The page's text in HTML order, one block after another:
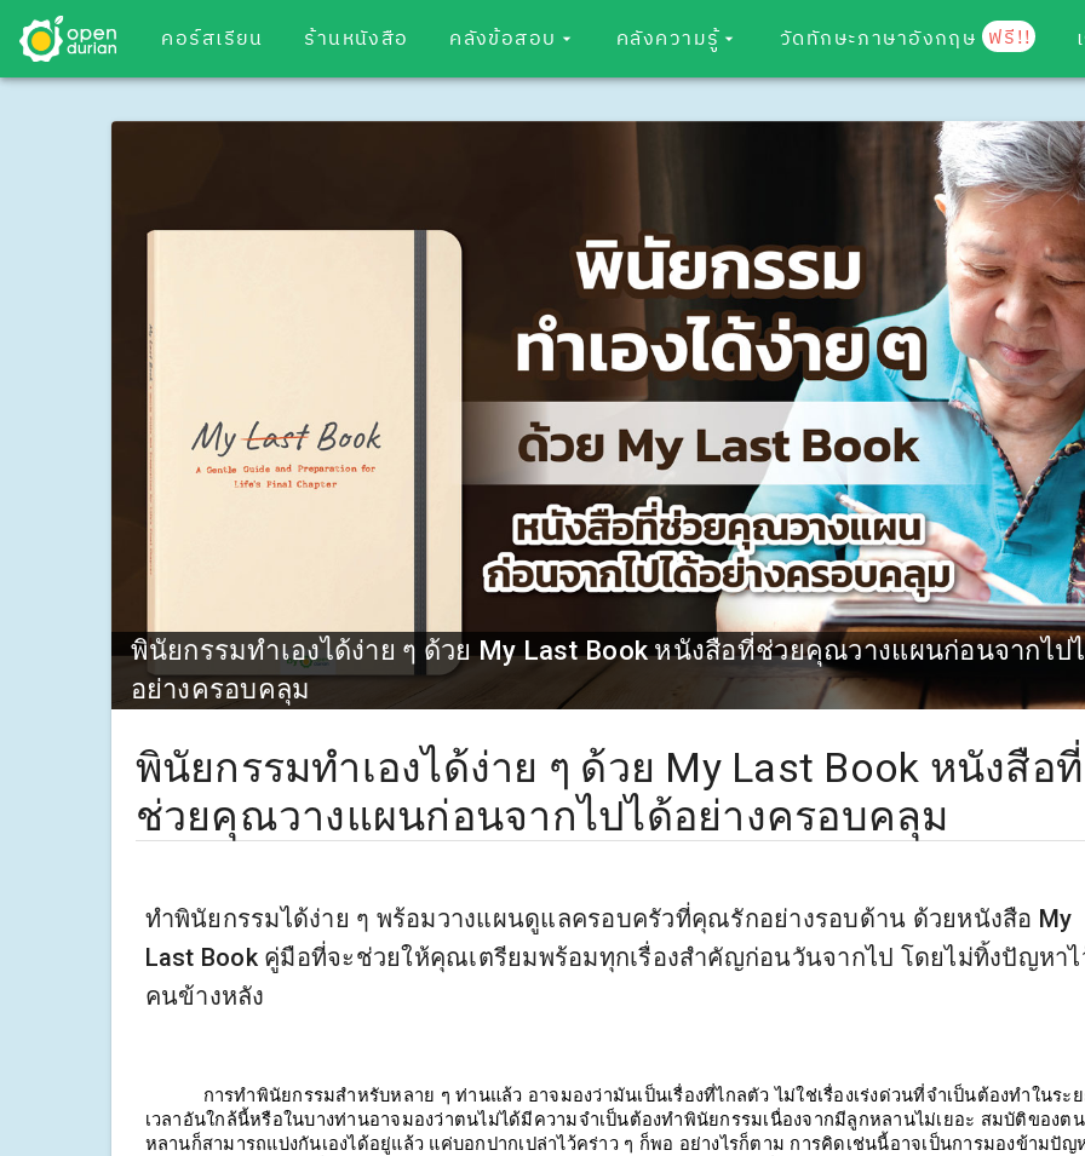
คอร์สเรียน ร้านหนังสือ คลังข้อสอบ คลังความรู้ วัดทักษะภาษาอังกฤษ ฟรี!!
พินัยกรรมทำเองได้ง่าย ๆ ด้วย My Last Book หนังสือที่ช่วยคุณวางแผนก่อนจากไป
อย่างครอบคลุม
พินัยกรรมทำเองได้ง่าย ๆ ด้วย My Last Book หนังสือที่
ช่วยคุณวางแผนก่อนจากไปได้อย่างครอบคลุม
ทำพินัยกรรมได้ง่าย ๆ พร้อมวางแผนดูแลครอบครัวที่คุณรักอย่างรอบด้าน ด้วยหนังสือ My
Last Book คู่มือที่จะช่วยให้คุณเตรียมพร้อมทุกเรื่องสำคัญก่อนวันจากไป โดยไม่ทิ้งปัญหาไ
คนข้างหลัง
การทำพินัยกรรมสำหรับหลาย ๆ ท่านแล้ว อาจมองว่ามันเป็นเรื่องที่ไกลตัว ไม่ใช่เรื่องเร่งด่วนที่จำเป็นต้องทำในระย
เวลาอันใกล้นี้หรือในบางท่านอาจมองว่าตนไม่ได้มีความจำเป็นต้องทำพินัยกรรมเนื่องจากมีลูกหลานไม่เยอะ สมบัติของต
หลานก็สามารถแบ่งกันเองได้อยู่แล้ว แค่บอกปากเปล่าไว้คร่าว ๆ ก็พอ อย่างไรก็ตาม การคิดเช่นนี้อาจเป็นการมองข้ามปัญ